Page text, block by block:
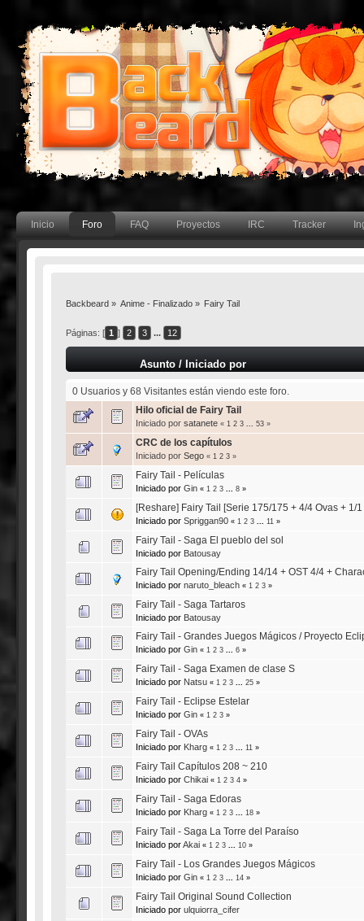
Inicio Foro FAQ Proyectos IRC Tracker
Backbeard» Anime - Finalizado » Fairy Tail
Páginas: [ 1 ] 2 3 ... 12
Asunto/ Iniciado por
0 Usuarios y 68 Visitantes están viendo este foro.
Hilo oficial de Fairy Tail
Iniciado por satanete « 1 2 3 53»
CRC de los capítulos
Iniciado por Sego « 1 2 3»
Fairy Tail - Películas
Iniciado por Gin « 1 2 3 8»
[Reshare] Fairy Tail [Serie 175/175 + 4/4 Ovas + 1/
Iniciado por Spriggan90 « 1 2 3 11 »
Fairy Tail - Saga El pueblo del sol
Iniciado por Batousay
Fairy Tail Opening/Ending 14/14 + OST 4/4 +
Iniciado por naruto_bleach « 1 2 3»
Fairy Tail - Saga Tartaros
Iniciado por Batousay
Fairy Tail - Grandes Juegos Mágicos / Proyecto
Iniciado por Gin « 1 2 3 6»
Fairy Tail - Saga Examen de clase S
Iniciado por Natsu « 1 2 3 25»
Fairy Tail - Eclipse Estelar
Iniciado por Gin « 1 2 3»
Fairy Tail - OVAs
Iniciado por Kharg « 1 2 3 11 »
Fairy Tail Capítulos 208 ~ 210
Iniciado por Chikai « 1 2 3 4»
Fairy Tail - Saga Edoras
Iniciado por Kharg « 1 2 3 18»
Fairy Tail - Saga La Torre del Paraíso
Iniciado porAkai « 1 2 3 10»
Fairy Tail - Los Grandes Juegos Mágicos
Iniciado por Gin « 1 2 3 14»
Fairy Tail Original Sound Collection
Iniciado por ulquiorra_cifer